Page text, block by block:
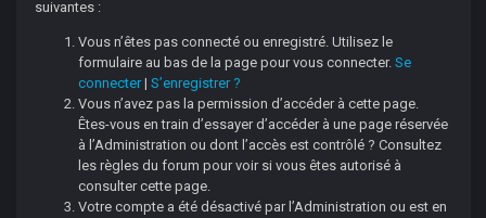
suivantes :
Vous n’êtes pas connecté ou enregistré. Utilisez le
formulaire au bas de la page pour vous connecter.Se
connecter|S’enregistrer ?
Vous n’avez pas la permission d’accéder à cette page.
Êtes-vous en train d’essayer d’accéder à une page réservée
à l’Administration ou dont l’accès est contrôlé ? Consultez
les règles du forum pour voir si vous êtes autorisé à
consulter cette page.
Votre compte a été désactivé par l’Administration ou est en